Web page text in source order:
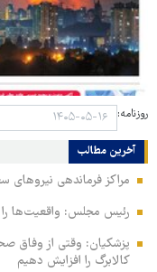
روزنامه:
آخرین مطالب
مراکز فرماندهی
رئیس مجلس: واقعیت‌ها را
پزشکیان: وقتی از وفاق
کالابرگ را افزایش دهیم